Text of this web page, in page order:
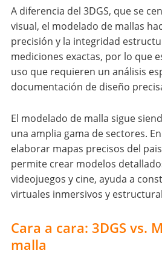
A diferencia del 3DGS, que se
visual, el modelado de mallas
precisión y la integridad
mediciones exactas, por lo que
uso que requieren un análisis
documentación de diseño
El modelado de malla sigue
una amplia gama de sectores.
elaborar mapas precisos del
permite crear modelos
videojuegos y cine, ayuda a
virtuales inmersivos y
Cara a cara: 3DGS vs.
malla